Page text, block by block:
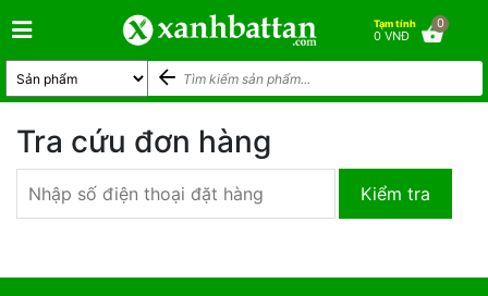
0
Tạm tính
0 VNĐ
Tra cứu đơn hàng
Kiểm tra